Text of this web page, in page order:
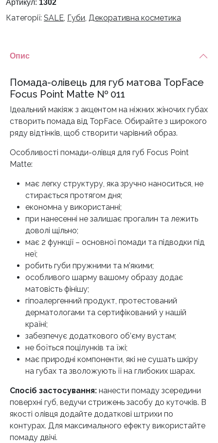
№
кількість
Артикул: 1302
Категорії: SALE, Губи, Декоративна косметика
Опис
Помада-олівець для губ матова TopFace
Focus Point Matte № 011
Ідеальний макіяж з акцентом на ніжних жіночих губах
створить помада від TopFace. Обирайте з широкого
ряду відтінків, щоб створити чарівний образ.
Особливості помади-олівця для губ Focus Point
Matte:
має легку структуру, яка зручно наноситься, не
стирається протягом дня;
економна у використанні;
при нанесенні не залишає прогалин та лежить
доволі щільно;
має 2 функції – основної помади та підводки під
неї;
робить губи пружними та м’якими;
особливого шарму вашому образу додає
матовість фінішу;
гіпоалергенний продукт, протестований
дерматологами та сертифікований у нашій
країні;
забезпечує додаткового об’єму вустам;
не боїться поцілунків та їжі;
має природні компоненти, які не сушать шкіру
на губах та зволожують її на глибоких шарах.
Спосіб застосування: нанести помаду зсередини
поверхні губ, ведучи стрижень засобу до куточків. В
якості олівця додайте додаткові штрихи по
контурах. Для максимального ефекту використайте
помаду двічі.